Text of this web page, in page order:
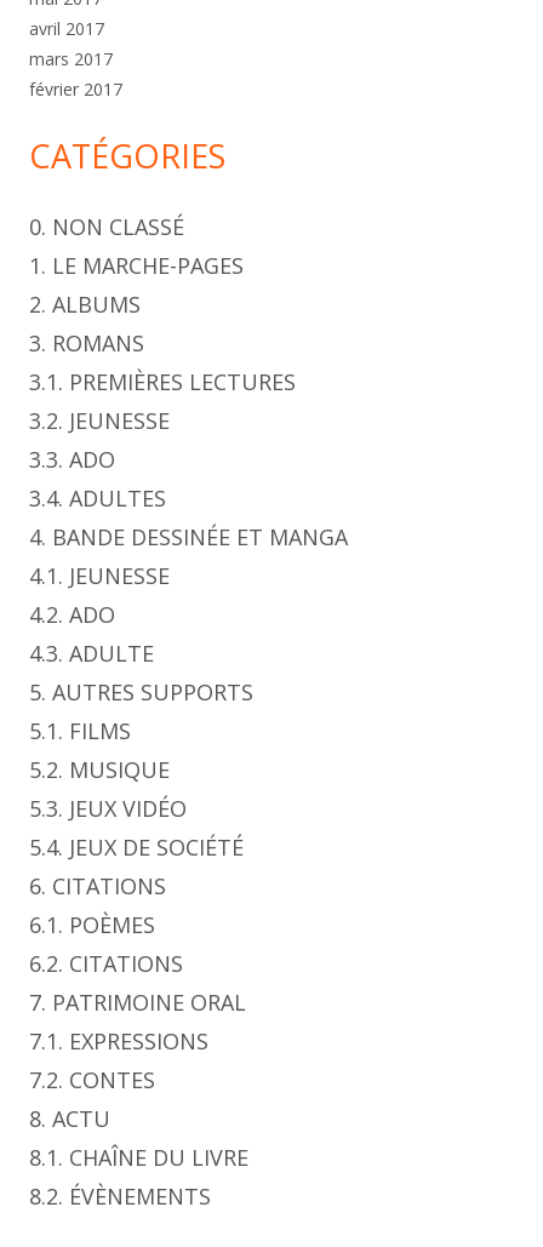
avril 2017
mars 2017
février 2017
CATÉGORIES
0. NON CLASSÉ
1. LE MARCHE-PAGES
2. ALBUMS
3. ROMANS
3.1. PREMIÈRES LECTURES
3.2. JEUNESSE
3.3. ADO
3.4. ADULTES
4. BANDE DESSINÉE ET MANGA
4.1. JEUNESSE
4.2. ADO
4.3. ADULTE
5. AUTRES SUPPORTS
5.1. FILMS
5.2. MUSIQUE
5.3. JEUX VIDÉO
5.4. JEUX DE SOCIÉTÉ
6. CITATIONS
6.1. POÈMES
6.2. CITATIONS
7. PATRIMOINE ORAL
7.1. EXPRESSIONS
7.2. CONTES
8. ACTU
8.1. CHAÎNE DU LIVRE
8.2. ÉVÈNEMENTS